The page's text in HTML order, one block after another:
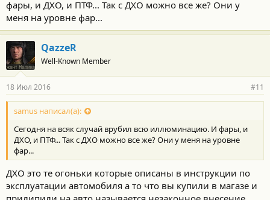
фары, и ДХО, и ПТФ... Так с ДХО можно все же? Они у
меня на уровне фар...
QazzeR
Well-Known Member
18 Июл 2016 #11
samus написал(а):
Сегодня на всяк случай врубил всю иллюминацию. И фары, и
ДХО, и ПТФ... Так с ДХО можно все же? Они у меня на уровне
фар...
ДХО это те огоньки которые описаны в инструкции по
эксплуатации автомобиля а то что вы купили в магазе и